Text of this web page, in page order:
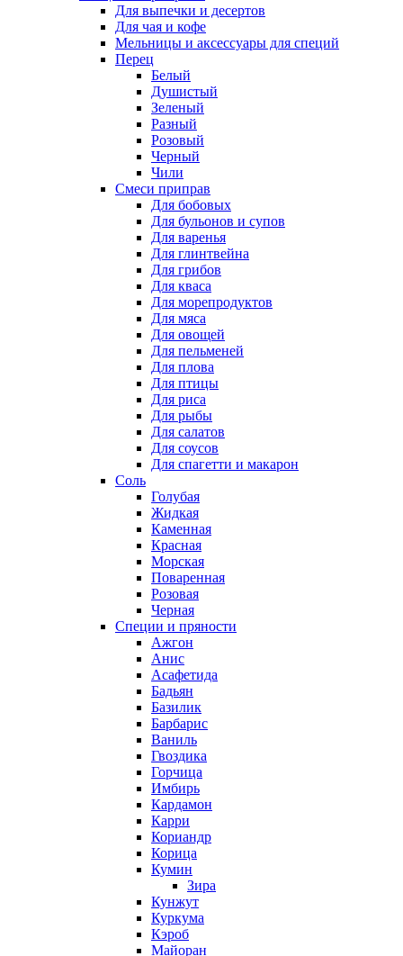
Для выпечки и десертов
Для чая и кофе
Мельницы и аксессуары для специй
Перец
Белый
Душистый
Зеленый
Разный
Розовый
Черный
Чили
Смеси приправ
Для бобовых
Для бульонов и супов
Для варенья
Для глинтвейна
Для грибов
Для кваса
Для морепродуктов
Для мяса
Для овощей
Для пельменей
Для плова
Для птицы
Для риса
Для рыбы
Для салатов
Для соусов
Для спагетти и макарон
Соль
Голубая
Жидкая
Каменная
Красная
Морская
Поваренная
Розовая
Черная
Специи и пряности
Ажгон
Анис
Асафетида
Бадьян
Базилик
Барбарис
Ваниль
Гвоздика
Горчица
Имбирь
Кардамон
Карри
Кориандр
Корица
Кумин
Зира
Кунжут
Куркума
Кэроб
Майоран